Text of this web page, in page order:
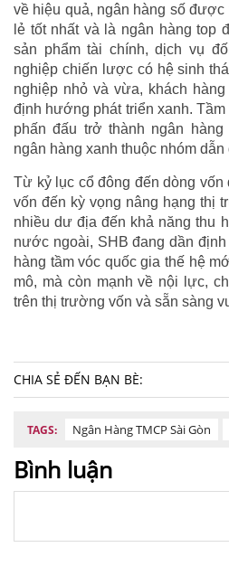
về hiệu quả, ngân hàng số được
lẻ tốt nhất và là ngân hàng top
sản phẩm tài chính, dịch vụ
nghiệp chiến lược có hệ sinh
nghiệp nhỏ và vừa, khách
định hướng phát triển xanh.
phấn đấu trở thành ngân
ngân hàng xanh thuộc nhóm
Từ kỷ lục cổ đông đến dòng vốn
vốn đến kỳ vọng nâng hạng thị
nhiều dư địa đến khả năng thu
nước ngoài, SHB đang dần định
hàng tầm vóc quốc gia thế hệ
mô, mà còn mạnh về nội lực,
trên thị trường vốn và sẵn sàng
CHIA SẺ ĐẾN BẠN BÈ:
TAGS: Ngân Hàng TMCP Sài Gòn
Bình luận